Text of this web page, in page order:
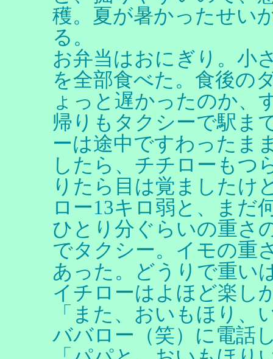
穫。夏が暑かったせい
る。
お弁当はおにぎり。小
を全部食べた。食後の
ょっと遅かったのか、
帰りもタクシーで駅ま
ーは途中ですわったま
したら、チチローもつ
りたら目は覚ましたけ
ロー13キロ弱と、まだ
ひとり分ぐらいの重さ
でタクシー。イモの重
あった。どうりで重い
イチローはよほど楽し
「また、おいもほり、
ババロー（笑）に電話